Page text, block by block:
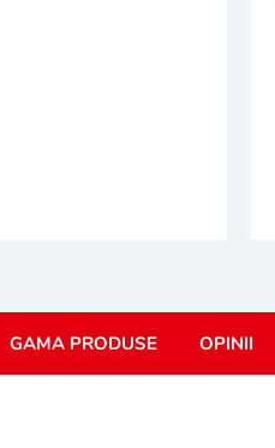
GAMA PRODUSE OPINII